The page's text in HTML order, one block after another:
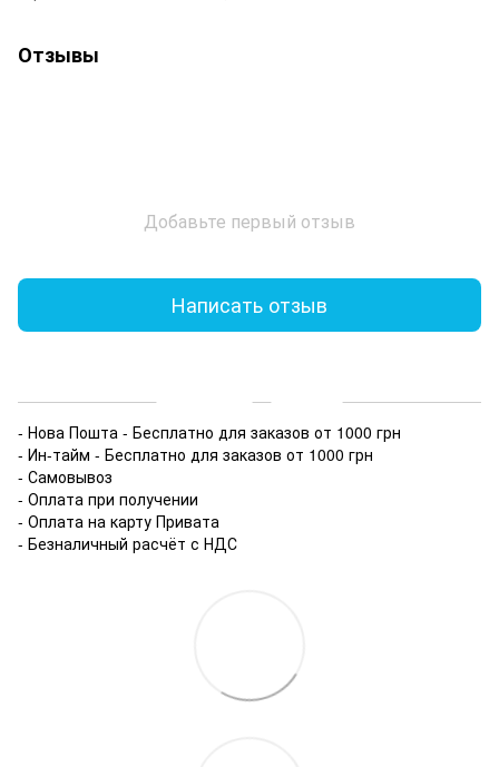
Отзывы
Добавьте первый отзыв
Написать отзыв
- Нова Пошта - Бесплатно для заказов от 1000 грн
- Ин-тайм - Бесплатно для заказов от 1000 грн
- Самовывоз
- Оплата при получении
- Оплата на карту Привата
- Безналичный расчёт с НДС